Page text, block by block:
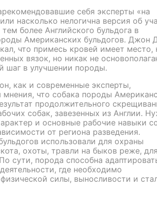
себя эксперты «на
насколько нелогична версия об
более Английского бульдога в
Американских бульдогов. Джон
что примесь кровей имеет место,
вязок, но никак не
шаг в улучшении породы.
как и современные эксперты,
мнения, что собака породы
продолжительного
собак, завезенных из Англии.
и основные рабочие навыки
от региона разведения.
использовали для охраны
охоты, травли на быков реже,
сути, порода способна
где необходимо
силы, выносливости и